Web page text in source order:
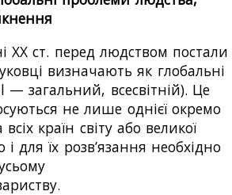
XX ст. перед людством постали
визначають як глобальні
загальний, всесвітній). Це
не лише однієї окремо
країн світу або великої
і для їх розв’язання необхідно